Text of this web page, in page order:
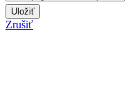
Uložiť
Zrušiť